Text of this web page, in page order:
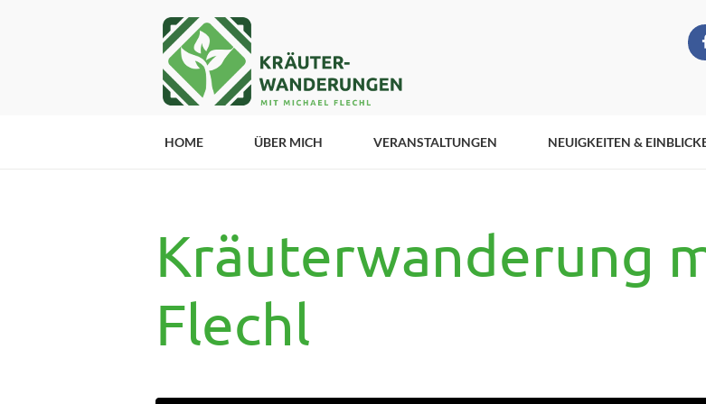
HOME ÜBER MICH VERANSTALTUNGEN NEUIGKEITEN &
Kräuterwanderung
Flechl